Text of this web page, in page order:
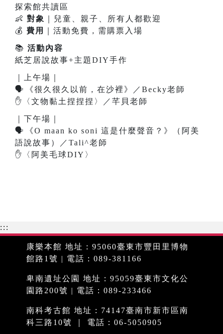
探索館共讀區
👶 對象
｜兒童、親子、所有人都歡迎
💰 費用 ｜活動免費，需購票入場
📚 活動內容
紙芝居說故事+主題DIY手作
｜上午場｜
🗣
《很久很久以前，在沙裡》／Becky老師
✋
〈文物黏土捏捏捏〉／芊貝老師
｜下午場｜
🗣
《O maan ko soni 這是什麼聲音？》（阿美
語說故事）／Tali^老師
✋
〈阿美毛球DIY〉
:::
康樂本館 地址：95060臺東市豐田里博物
館路1號 | 電話：089-381166
卑南遺址公園 地址：95059臺東市文化公
園路200號 | 電話：089-233466
南科考古館 地址：74147臺南市新市區南
科三路10號 ｜ 電話：06-5050905